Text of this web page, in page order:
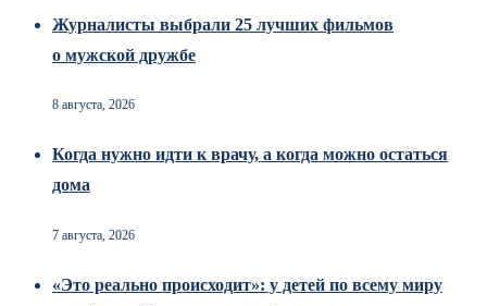
Журналисты выбрали 25 лучших фильмов
о мужской дружбе
8 августа, 2026
Когда нужно идти к врачу, а когда можно остаться
дома
7 августа, 2026
«Это реально происходит»: у детей по всему миру